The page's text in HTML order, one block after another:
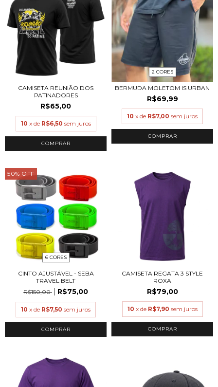
CAMISETA REUNIÃO DOS
PATINADORES
R$65,00
10 x de R$6,50 sem juros
COMPRAR
2 CORES
BERMUDA MOLETOM IS URBAN
R$69,99
10 x de R$7,00 sem juros
COMPRAR
50% OFF
6 CORES
CINTO AJUSTÁVEL - SEBA
TRAVEL BELT
R$150,00
R$75,00
10 x de R$7,50 sem juros
COMPRAR
CAMISETA REGATA 3 STYLE
ROXA
R$79,00
10 x de R$7,90 sem juros
COMPRAR